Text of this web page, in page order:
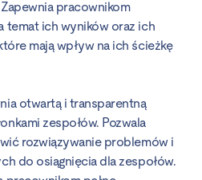
pracownikom
temat ich wyników oraz ich
mają wpływ na ich ścieżkę
otwartą i transparentną
zespołów. Pozwala
rozwiązywanie problemów i
do osiągnięcia dla zespołów.